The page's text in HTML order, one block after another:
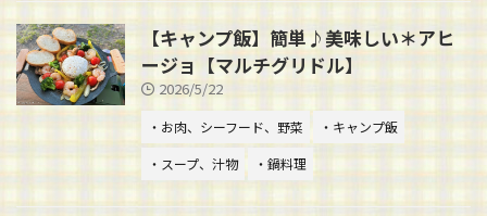
【キャンプ飯】簡単♪美味しい＊アヒ
ージョ【マルチグリドル】
2026/5/22
・お肉、シーフード、野菜
・キャンプ飯
・スープ、汁物
・鍋料理